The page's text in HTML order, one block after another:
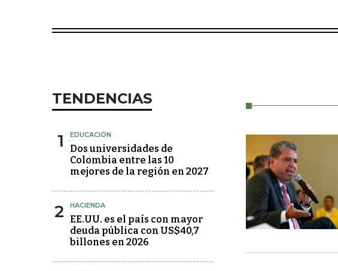
TENDENCIAS
1 EDUCACIÓN
Dos universidades de
Colombia entre las 10
mejores de la región en 2027
2 HACIENDA
EE.UU. es el país con mayor
deuda pública con US$40,7
billones en 2026